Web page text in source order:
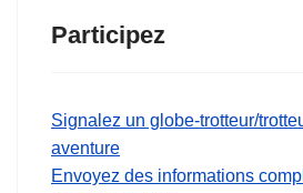
Participez
Signalez un globe-trotteur/
aventure
Envoyez des informations